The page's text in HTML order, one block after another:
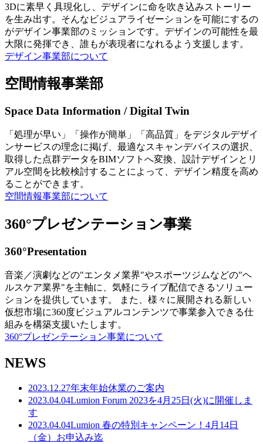
3Dに素早く具現化し、デザインに命を吹き込みストーリー
を生み出す。そんなビジュアライゼーションを可能にするの
がデザイン事業部のミッションです。デザインの可能性を最
大限に発揮でき、誰もが表現者になれるよう支援します。
デザイン事業部について
空間情報事業部
Space Data Information / Digital Twin
「処理が早い」「操作が簡単」「高品質」をデジタルデザイ
ンサービスの理念に掲げ、最適なスキャンデバイスの選択、
取得した点群データをBIMソフトへ変換、設計デザインとリ
アル空間を比較検討することによって、デザイン精度を高め
ることができます。
空間情報事業部について
360°プレゼンテーション事業
360°Presentation
音楽／演劇などの"エンタメ業界"やスポーツジムなどの"ヘ
ルスケア業界"を主軸に、気軽にライブ配信できるソリュー
ションを提供しています。 また、様々に展開される新しい
仮想市場に360度ビジュアルコンテンツで事業参入できる仕
組みを構築支援いたします。
360°プレゼンテーション事業について
NEWS
2023.12.27年末年始休業のご案内
2023.04.04Lumion Forum 2023を4月25日(火)に開催しま
す
2023.04.04Lumion 春の特別キャンペーン！4月14日
（金）お申込み迄